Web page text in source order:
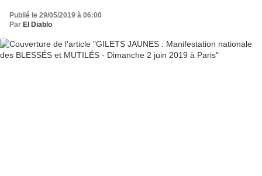
Publié le 29/05/2019 à 06:00
Par El Diablo